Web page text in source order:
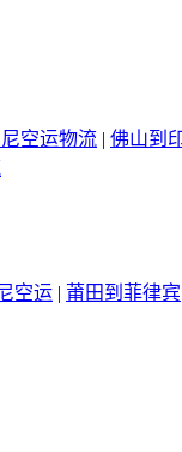
空运物流 | 佛山到
空运 | 莆田到菲律宾